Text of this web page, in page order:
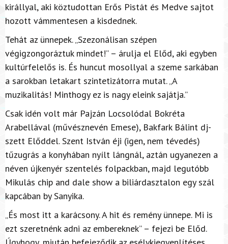
királlyal, aki köztudottan Erős Pistát és Medve sajtot
hozott vámmentesen a kisdednek.
Tehát az ünnepek. „Szezonálisan szépen
végigzongoráztuk mindet!” – árulja el Előd, aki egyben
kultúrfelelős is. És huncut mosollyal a szeme sarkában
a sarokban letakart szintetizátorra mutat. „A
muzikalitás! Minthogy ez is nagy eleink sajátja.”
Csak idén volt már Pajzán Locsolódal Bokréta
Arabellával (művésznevén Emese), Bakfark Bálint dj-
szett Előddel. Szent István éji (igen, nem tévedés)
tűzugrás a konyhában nyílt lángnál, aztán ugyanezen a
néven újkenyér szentelés folpackban, majd legutóbb
Mikulás chip and dale show a biliárdasztalon egy szál
kapcában by Sanyika.
„És most itt a karácsony. A hit és remény ünnepe. Mi is
ezt szeretnénk adni az embereknek” – fejezi be Előd.